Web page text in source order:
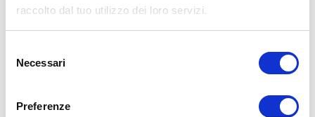
raccolto dal tuo utilizzo dei loro servizi.
delNecessari
Preferenze